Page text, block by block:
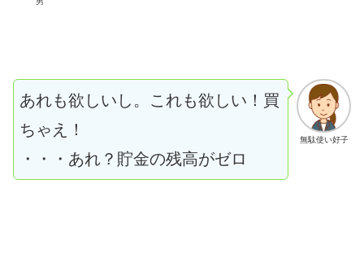
無駄使い好子
あれも欲しいし。これも欲しい！買
ちゃえ！
・・・あれ？貯金の残高がゼロ